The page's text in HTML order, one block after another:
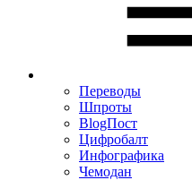
Переводы
Шпроты
BlogПост
Цифробалт
Инфографика
Чемодан